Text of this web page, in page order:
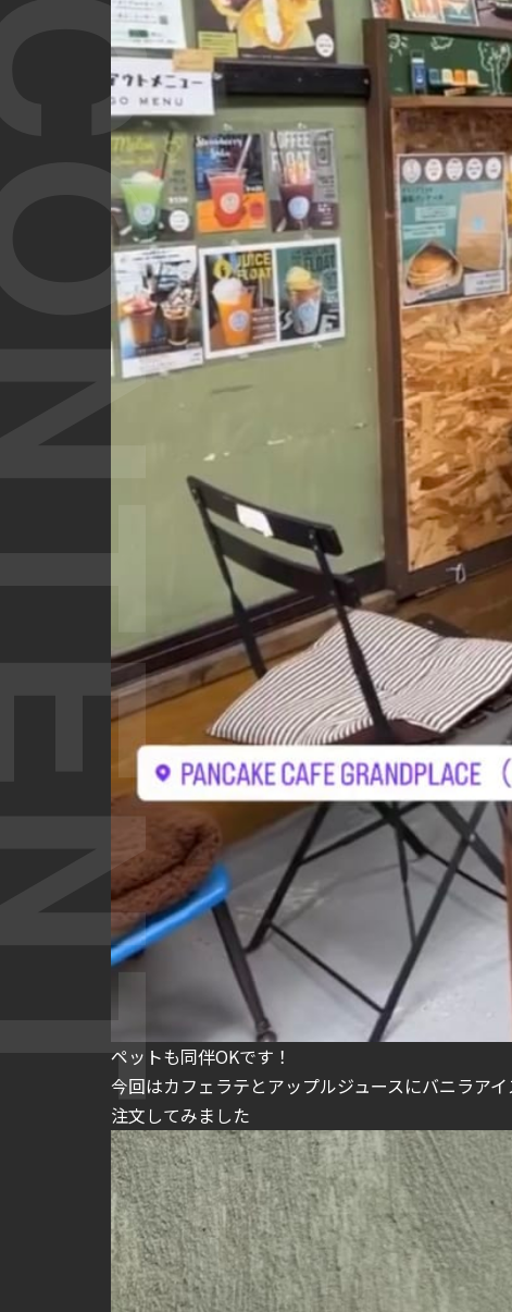
ペットも同伴OKです！
今回はカフェラテとアップルジュースにバニラア
注文してみました